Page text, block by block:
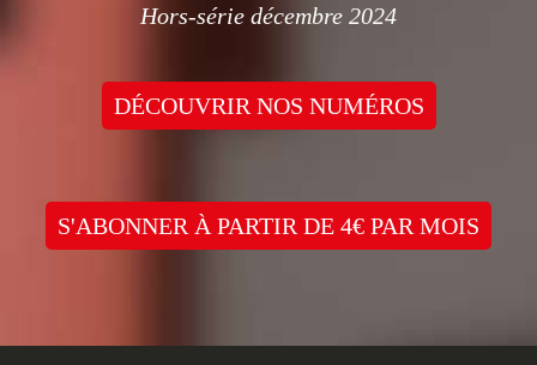
Hors-série décembre 2024
DÉCOUVRIR NOS NUMÉROS
S'ABONNER À PARTIR DE 4€ PAR MOIS